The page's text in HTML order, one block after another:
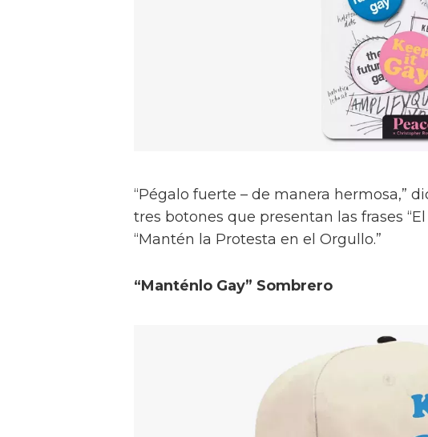
“Pégalo fuerte – de manera hermosa,”
tres botones que presentan las frases
“Mantén la Protesta en el Orgullo.”
“Manténlo Gay” Sombrero